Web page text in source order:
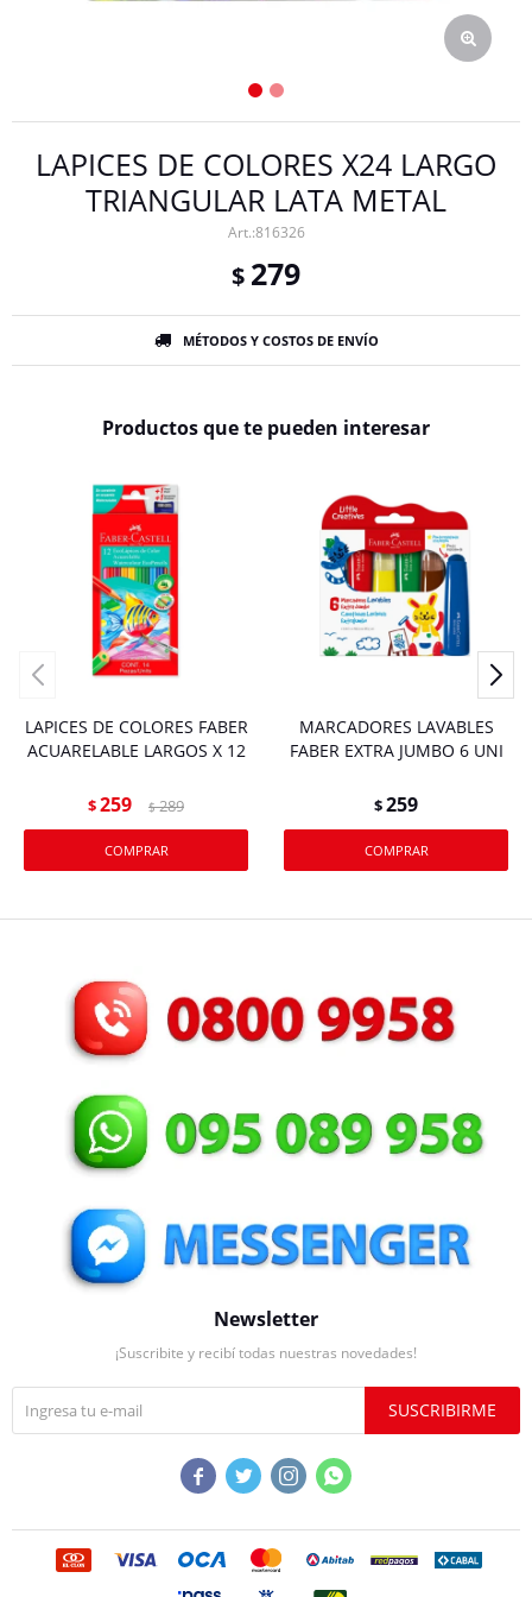
LAPICES DE COLORES X24 LARGO
TRIANGULAR LATA METAL
816326
$ 279
MÉTODOS Y COSTOS DE ENVÍO
Productos que te pueden interesar
LAPICES DE COLORES FABER
ACUARELABLE LARGOS X 12
$259 $ 289
MARCADORES LAVABLES
FABER EXTRA JUMBO 6 UNI
$259
Newsletter
¡Suscribite y recibí todas nuestras novedades!
SUSCRIBIRME
   